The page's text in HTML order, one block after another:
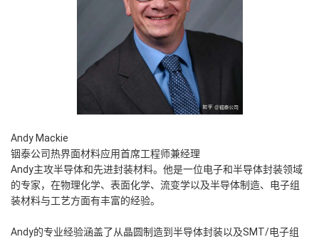
Andy Mackie
铟泰公司热界面材料应用首席工程师兼经理
Andy主攻半导体和先进封装材料。他是一位电子和半导体封装领域
的专家，在物理化学、表面化学、流变学以及半导体制造、电子组
装材料与工艺方面有丰富的经验。
Andy的专业经验涵盖了从晶圆制造到半导体封装以及SMT/电子组